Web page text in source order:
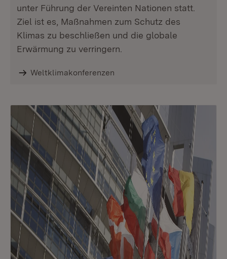
unter Führung der Vereinten Nationen statt.
Ziel ist es, Maßnahmen zum Schutz des
Klimas zu beschließen und die globale
Erwärmung zu verringern.
Weltklimakonferenzen